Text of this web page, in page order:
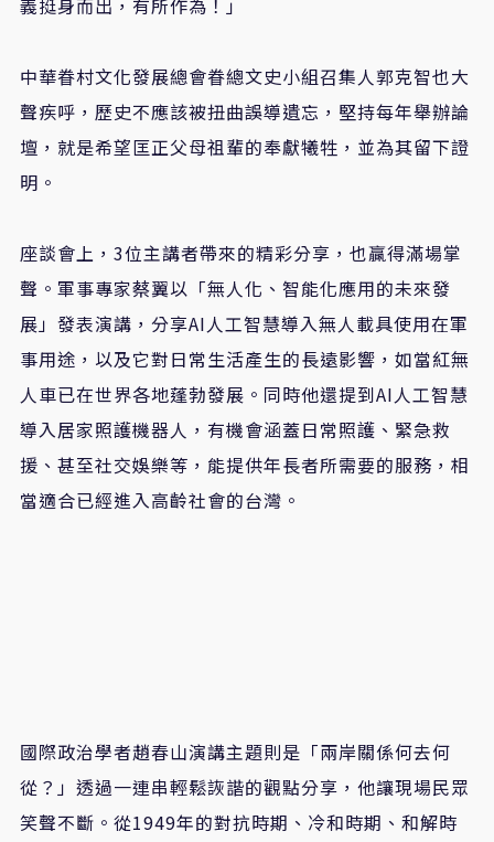
義挺身而出，有所作為！」
中華眷村文化發展總會眷總文史小組召集人郭克智也大
聲疾呼，歷史不應該被扭曲誤導遺忘，堅持每年舉辦論
壇，就是希望匡正父母祖輩的奉獻犧牲，並為其留下證
明。
座談會上，3位主講者帶來的精彩分享，也贏得滿場掌
聲。軍事專家蔡翼以「無人化、智能化應用的未來發
展」發表演講，分享AI人工智慧導入無人載具使用在軍
事用途，以及它對日常生活產生的長遠影響，如當紅無
人車已在世界各地蓬勃發展。同時他還提到AI人工智慧
導入居家照護機器人，有機會涵蓋日常照護、緊急救
援、甚至社交娛樂等，能提供年長者所需要的服務，相
當適合已經進入高齡社會的台灣。
國際政治學者趙春山演講主題則是「兩岸關係何去何
從？」透過一連串輕鬆詼諧的觀點分享，他讓現場民眾
笑聲不斷。從1949年的對抗時期、冷和時期、和解時